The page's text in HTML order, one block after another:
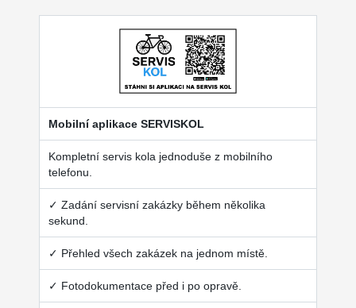
Mobilní aplikace SERVISKOL
Kompletní servis kola jednoduše z mobilního
telefonu.
✓ Zadání servisní zakázky během několika
sekund.
✓ Přehled všech zakázek na jednom místě.
✓ Fotodokumentace před i po opravě.